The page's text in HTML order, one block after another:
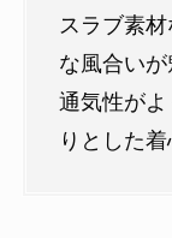
スラブ素
な風合いが
通気性が
りとした